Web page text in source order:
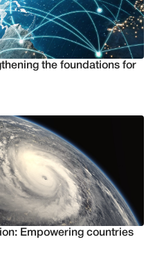
the foundations for
Empowering countries